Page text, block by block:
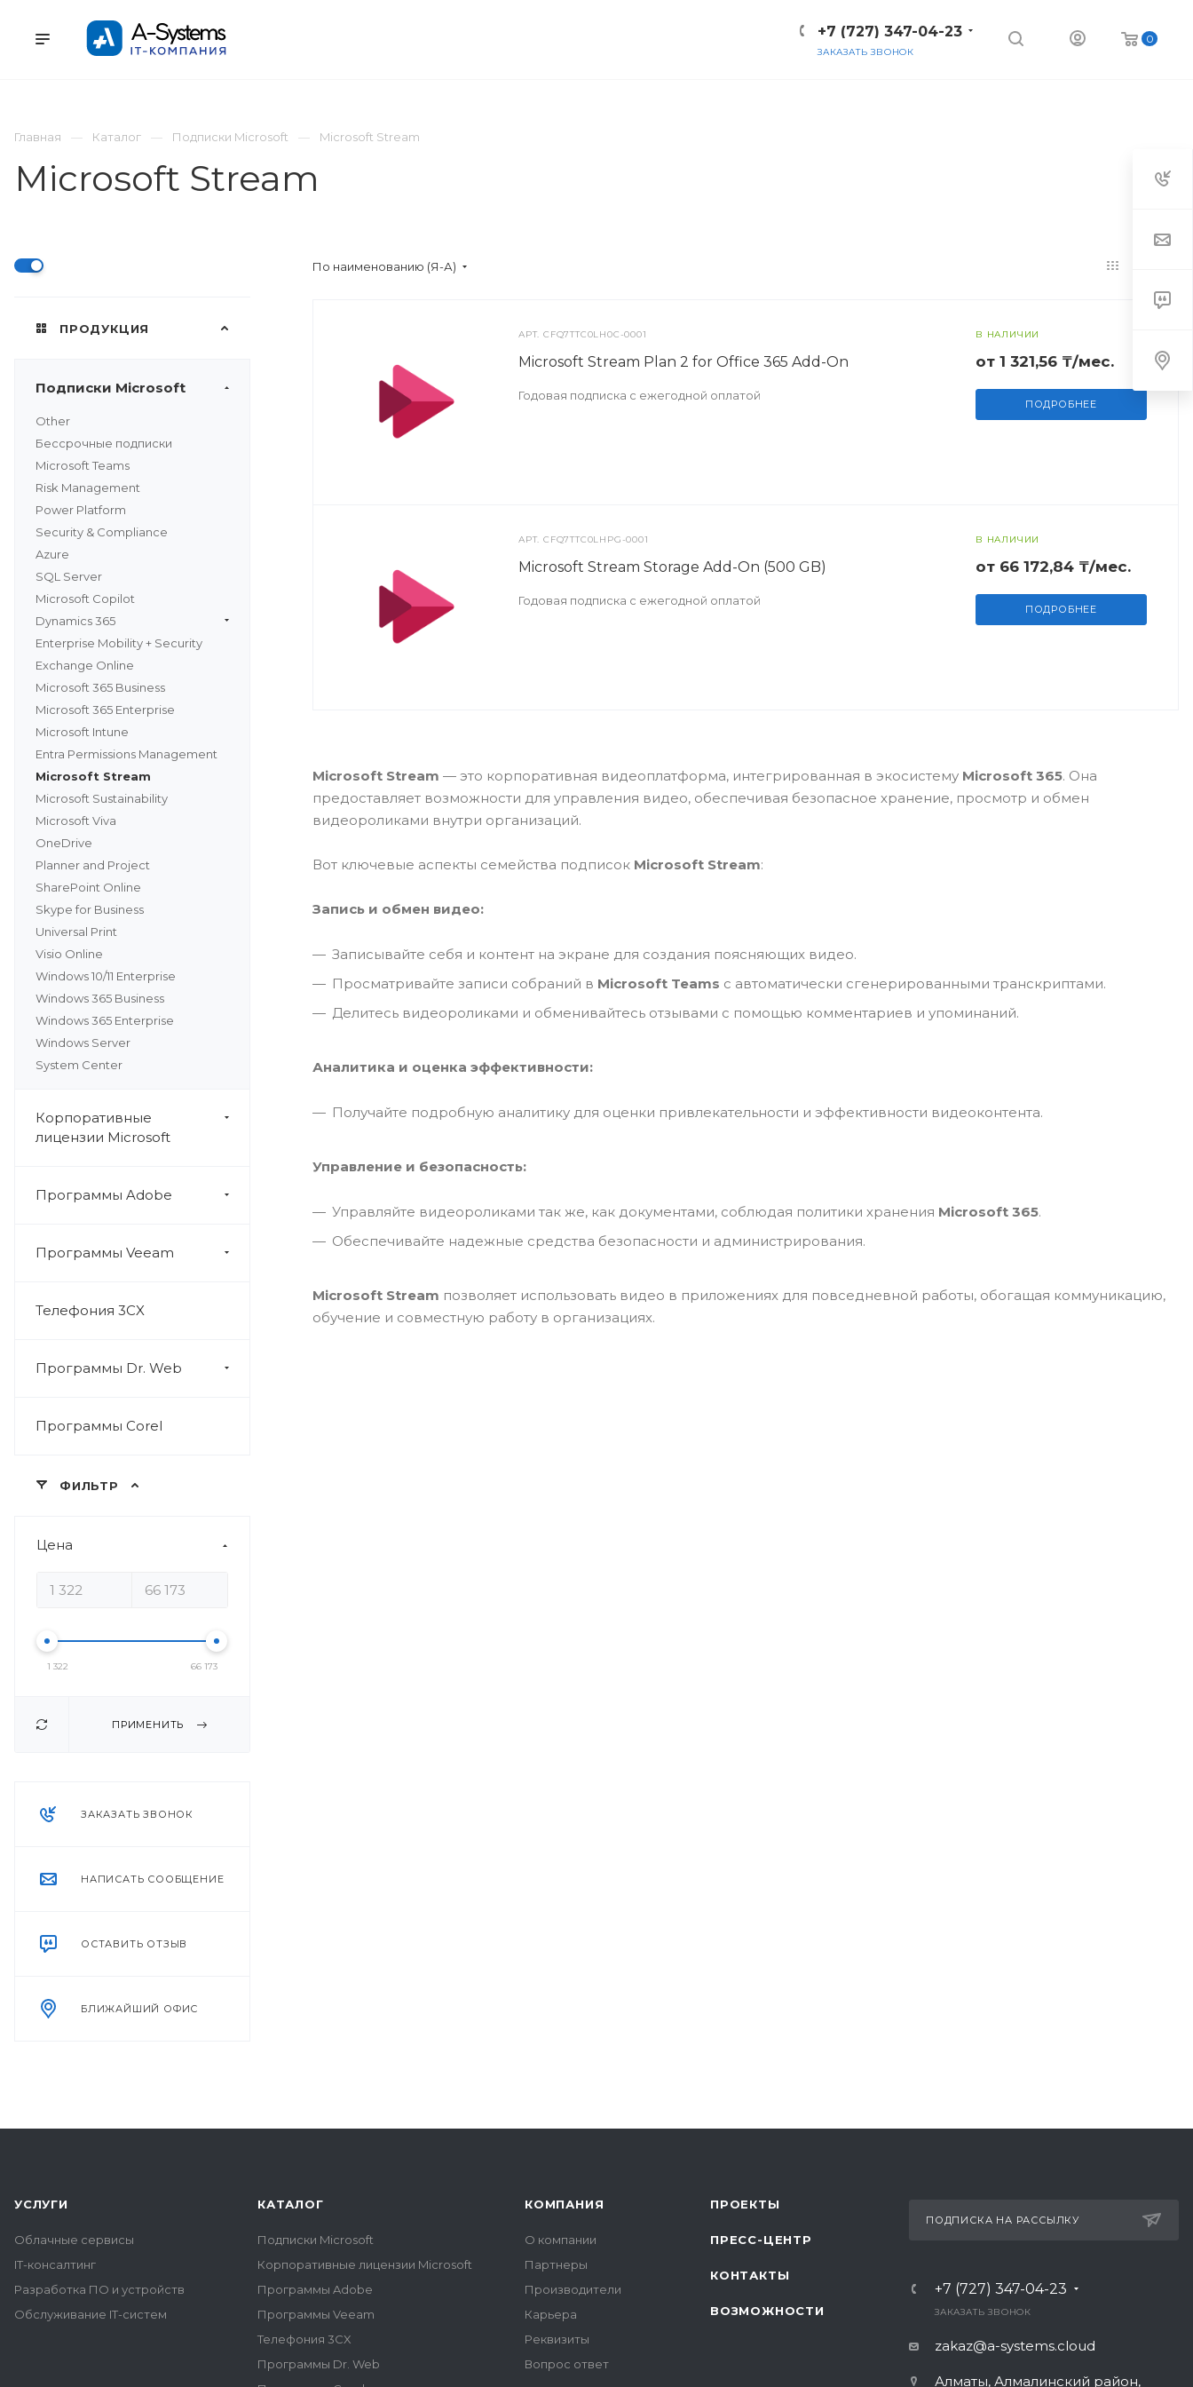
0
+7 (727) 347-04-23
ЗАКАЗАТЬ ЗВОНОК
Главная
Каталог Подписки Microsoft Microsoft Stream
Microsoft Stream
ПРОДУКЦИЯ
Подписки Microsoft
Other
Бессрочные подписки
Microsoft Teams
Risk Management
Power Platform
Security & Compliance
Azure
SQL Server
Microsoft Copilot
Dynamics 365
Enterprise Mobility + Security
Exchange Online
Microsoft 365 Business
Microsoft 365 Enterprise
Microsoft Intune
Entra Permissions Management
Microsoft Stream
Microsoft Sustainability
Microsoft Viva
OneDrive
Planner and Project
SharePoint Online
Skype for Business
Universal Print
Visio Online
Windows 10/11 Enterprise
Windows 365 Business
Windows 365 Enterprise
Windows Server
System Center
Корпоративные
лицензии Microsoft
Программы Adobe
Программы Veeam
Телефония 3CX
Программы Dr. Web
Программы Corel
ФИЛЬТР
Цена
1 322 66 173
ПРИМЕНИТЬ
ЗАКАЗАТЬ ЗВОНОК
НАПИСАТЬ СООБЩЕНИЕ
ОСТАВИТЬ ОТЗЫВ
БЛИЖАЙШИЙ ОФИС
По наименованию (Я-А)
АРТ.CFQ7TTC0LH0C-0001
Microsoft Stream Plan 2 for Office 365 Add-On
Годовая подписка с ежегодной оплатой
В НАЛИЧИИ
от 1 321,56 ₸/мес.
ПОДРОБНЕЕ
АРТ.CFQ7TTC0LHPG-0001
Microsoft Stream Storage Add-On (500 GB)
Годовая подписка с ежегодной оплатой
В НАЛИЧИИ
от 66 172,84 ₸/мес.
ПОДРОБНЕЕ
Microsoft Stream — это корпоративная видеоплатформа, интегрированная в экосистему Microsoft 365. Она
предоставляет возможности для управления видео, обеспечивая безопасное хранение, просмотр и обмен
видеороликами внутри организаций.
Вот ключевые аспекты семейства подписок Microsoft Stream:
Запись и обмен видео:
Записывайте себя и контент на экране для создания поясняющих видео.
Просматривайте записи собраний в Microsoft Teams с автоматически сгенерированными транскриптами.
Делитесь видеороликами и обменивайтесь отзывами с помощью комментариев и упоминаний.
Аналитика и оценка эффективности:
Получайте подробную аналитику для оценки привлекательности и эффективности видеоконтента.
Управление и безопасность:
Управляйте видеороликами так же, как документами, соблюдая политики хранения Microsoft 365.
Обеспечивайте надежные средства безопасности и администрирования.
Microsoft Stream позволяет использовать видео в приложениях для повседневной работы, обогащая коммуникацию,
обучение и совместную работу в организациях.
УСЛУГИ
Облачные сервисы
IT-консалтинг
Разработка ПО и устройств
Обслуживание IT-систем
КАТАЛОГ
Подписки Microsoft
Корпоративные лицензии Microsoft
Программы Adobe
Программы Veeam
Телефония 3CX
Программы Dr. Web
КОМПАНИЯ
О компании
Партнеры
Производители
Карьера
Реквизиты
Вопрос ответ
ПРОЕКТЫ
ПРЕСС-ЦЕНТР
КОНТАКТЫ
ВОЗМОЖНОСТИ
ПОДПИСКА НА РАССЫЛКУ
+7 (727) 347-04-23
ЗАКАЗАТЬ ЗВОНОК
zakaz@a-systems.cloud
Алматы, ​Алмалинский район,